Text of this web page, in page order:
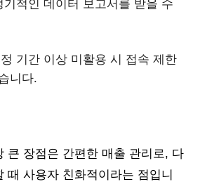
기적인 데이터 보고서를 받을 수
기간 이상 미활용 시 접속 제한
니다.
큰 장점은 간편한 매출 관리로, 다
때 사용자 친화적이라는 점입니